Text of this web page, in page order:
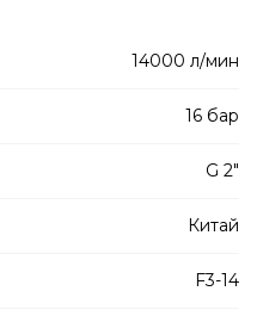
14000 л/мин
16 бар
G 2"
Китай
F3-14